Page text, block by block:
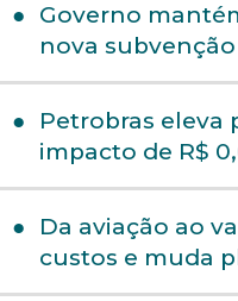
Governo
nova subvenção
Petrobras eleva
impacto de R$
Da aviação ao
custos e muda